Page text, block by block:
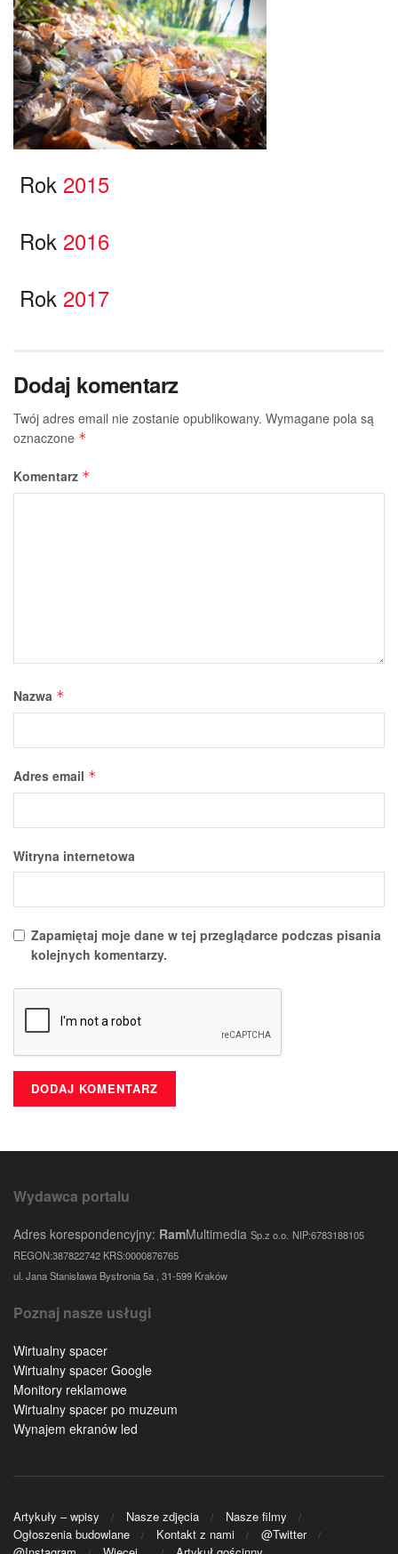
Rok 2015
Rok 2016
Rok 2017
Dodaj komentarz
Twój adres email nie zostanie opublikowany. Wymagane pola są
oznaczone *
Komentarz *
Nazwa *
Adres email *
Witryna internetowa
Zapamiętaj moje dane w tej przeglądarce podczas pisania
kolejnych komentarzy.
Wydawca portalu
Adres korespondencyjny: RamMultimedia Sp.z o.o. NIP:6783188105
REGON:387822742 KRS:0000876765
ul. Jana Stanisława Bystronia 5a , 31-599 Kraków
Poznaj nasze usługi
Wirtualny spacer
Wirtualny spacer Google
Monitory reklamowe
Wirtualny spacer po muzeum
Wynajem ekranów led
Artykuły – wpisy Nasze zdjęcia
Nasze filmy
Ogłoszenia budowlane
Kontakt z nami
@Twitter